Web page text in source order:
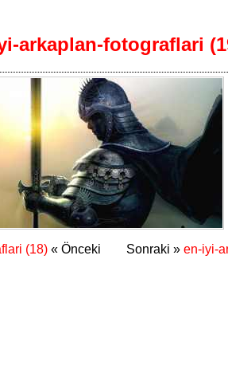
arkaplan-fotograflari
(18) « Önceki Sonraki » en-iyi-